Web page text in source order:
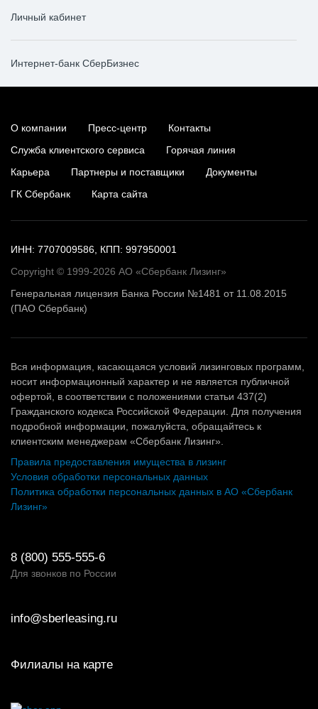
Личный кабинет
Интернет-банк СберБизнес
О компании Пресс-центр
Контакты
Служба клиентского сервиса
Горячая линия
Карьера
Партнеры и поставщики
Документы
ГК Сбербанк
Карта сайта
ИНН: 7707009586, КПП: 997950001
Copyright © 1999-2026 АО «Сбербанк Лизинг»
Генеральная лицензия Банка России №1481 от 11.08.2015
(ПАО Сбербанк)
Вся информация, касающаяся условий лизинговых программ,
носит информационный характер и не является публичной
офертой, в соответствии с положениями статьи 437(2)
Гражданского кодекса Российской Федерации. Для получения
подробной информации, пожалуйста, обращайтесь к
клиентским менеджерам «Сбербанк Лизинг».
Правила предоставления имущества в лизинг
Условия обработки персональных данных
Политика обработки персональных данных в АО «Сбербанк
Лизинг»
8 (800) 555-555-6
Для звонков по России
info@sberleasing.ru
Филиалы на карте